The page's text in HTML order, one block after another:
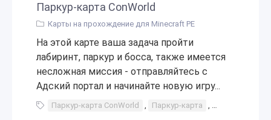
Паркур-карта ConWorld
Карты на прохождение для Minecraft PE
На этой карте ваша задача пройти
лабиринт, паркур и босса, также имеется
несложная миссия - отправляйтесь с
Адский портал и начинайте новую игру...
Паркур-карта ConWorld , Паркур-карта , паркур